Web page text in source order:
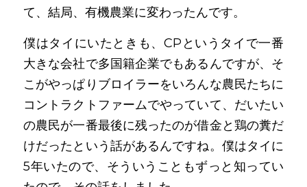
て、結局、有機農業に変わったんです。
僕はタイにいたときも、CPというタイで一番
大きな会社で多国籍企業でもあるんですが、そ
こがやっぱりブロイラーをいろんな農民たちに
コントラクトファームでやっていて、だいたい
の農民が一番最後に残ったのが借金と鶏の糞だ
けだったという話があるんですね。僕はタイに
5年いたので、そういうこともずっと知ってい